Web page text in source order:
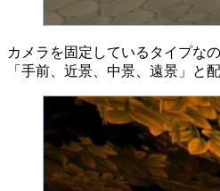
カメラを固定しているタイプな
「手前、近景、中景、遠景」と